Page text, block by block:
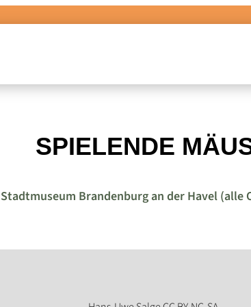
SPIELENDE
Stadtmuseum Brandenburg an der Havel (alle